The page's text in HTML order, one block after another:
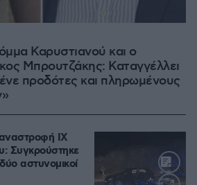
Καρυστιανού και ο
Μπρουτζάκης: Καταγγέλλει
προδότες και πληρωμένους
ΙΧ
Συγκρούστηκε
αστυνομικοί